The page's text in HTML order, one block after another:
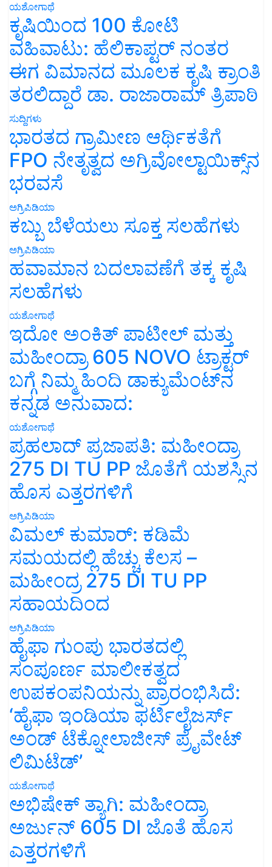
ಯಶೋಗಾಥೆ
ಕೃಷಿಯಿಂದ 100 ಕೋಟಿ
ವಹಿವಾಟು: ಹೆಲಿಕಾಪ್ಟರ್ ನಂತರ
ಈಗ ವಿಮಾನದ ಮೂಲಕ ಕೃಷಿ ಕ್ರಾಂತಿ
ತರಲಿದ್ದಾರೆ ಡಾ. ರಾಜಾರಾಮ್ ತ್ರಿಪಾಠಿ
ಸುದ್ದಿಗಳು
ಭಾರತದ ಗ್ರಾಮೀಣ ಆರ್ಥಿಕತೆಗೆ
FPO ನೇತೃತ್ವದ ಅಗ್ರಿವೋಲ್ಟಾಯಿಕ್ಸ್‌ನ
ಭರವಸೆ
ಅಗ್ರಿಪಿಡಿಯಾ
ಕಬ್ಬು ಬೆಳೆಯಲು ಸೂಕ್ತ ಸಲಹೆಗಳು
ಅಗ್ರಿಪಿಡಿಯಾ
ಹವಾಮಾನ ಬದಲಾವಣೆಗೆ ತಕ್ಕ ಕೃಷಿ
ಸಲಹೆಗಳು
ಯಶೋಗಾಥೆ
ಇದೋ ಅಂಕಿತ್ ಪಾಟೀಲ್ ಮತ್ತು
ಮಹೀಂದ್ರಾ 605 NOVO ಟ್ರಾಕ್ಟರ್
ಬಗ್ಗೆ ನಿಮ್ಮ ಹಿಂದಿ ಡಾಕ್ಯುಮೆಂಟ್‌ನ
ಕನ್ನಡ ಅನುವಾದ:
ಯಶೋಗಾಥೆ
ಪ್ರಹಲಾದ್ ಪ್ರಜಾಪತಿ: ಮಹೀಂದ್ರಾ
275 DI TU PP ಜೊತೆಗೆ ಯಶಸ್ಸಿನ
ಹೊಸ ಎತ್ತರಗಳಿಗೆ
ಅಗ್ರಿಪಿಡಿಯಾ
ವಿಮಲ್ ಕುಮಾರ್: ಕಡಿಮೆ
ಸಮಯದಲ್ಲಿ ಹೆಚ್ಚು ಕೆಲಸ –
ಮಹೀಂದ್ರ 275 DI TU PP
ಸಹಾಯದಿಂದ
ಅಗ್ರಿಪಿಡಿಯಾ
ಹೈಫಾ ಗುಂಪು ಭಾರತದಲ್ಲಿ
ಸಂಪೂರ್ಣ ಮಾಲೀಕತ್ವದ
ಉಪಕಂಪನಿಯನ್ನು ಪ್ರಾರಂಭಿಸಿದೆ:
‘ಹೈಫಾ ಇಂಡಿಯಾ ಫರ್ಟಿಲೈಜರ್ಸ್
ಅಂಡ್ ಟೆಕ್ನೋಲಾಜೀಸ್ ಪ್ರೈವೇಟ್
ಲಿಮಿಟೆಡ್’
ಯಶೋಗಾಥೆ
ಅಭಿಷೇಕ್ ತ್ಯಾಗಿ: ಮಹೀಂದ್ರಾ
ಅರ್ಜುನ್ 605 DI ಜೊತೆ ಹೊಸ
ಎತ್ತರಗಳಿಗೆ